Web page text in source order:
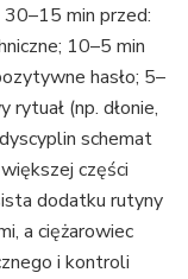
min przed:
10–5 min
hasło; 5–
(np. dłonie,
schemat
części
dodatku rutyny
a ciężarowiec
i kontroli